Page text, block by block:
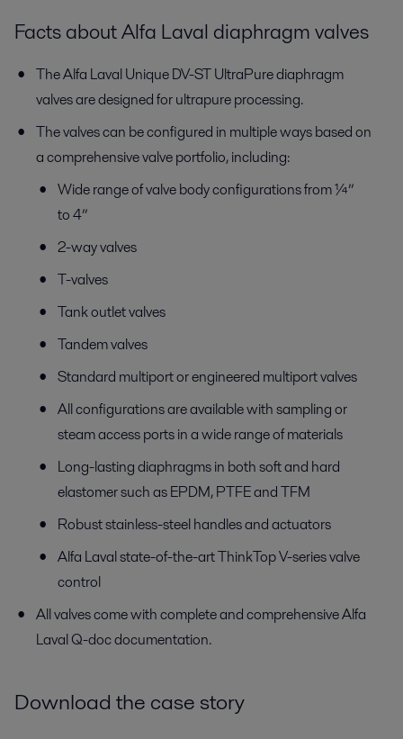
Facts about Alfa Laval diaphragm valves
The Alfa Laval Unique DV-ST UltraPure diaphragm
valves are designed for ultrapure processing.
The valves can be configured in multiple ways based on
a comprehensive valve portfolio, including:
Wide range of valve body configurations from ¼”
to 4”
2-way valves
T-valves
Tank outlet valves
Tandem valves
Standard multiport or engineered multiport valves
All configurations are available with sampling or
steam access ports in a wide range of materials
Long-lasting diaphragms in both soft and hard
elastomer such as EPDM, PTFE and TFM
Robust stainless-steel handles and actuators
Alfa Laval state-of-the-art ThinkTop V-series valve
control
All valves come with complete and comprehensive Alfa
Laval Q-doc documentation.
Download the case story